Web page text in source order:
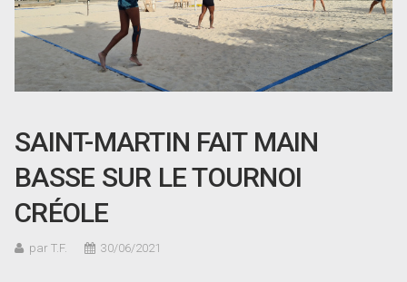
SAINT-MARTIN FAIT MAIN
BASSE SUR LE TOURNOI
CRÉOLE
par T.F. 30/06/2021